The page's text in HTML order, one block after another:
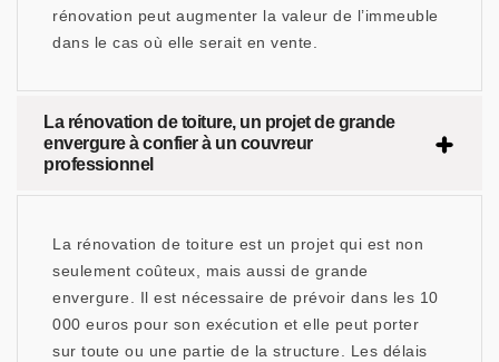
rénovation peut augmenter la valeur de l’immeuble
dans le cas où elle serait en vente.
La rénovation de toiture, un projet de grande
envergure à confier à un couvreur
professionnel
La rénovation de toiture est un projet qui est non
seulement coûteux, mais aussi de grande
envergure. Il est nécessaire de prévoir dans les 10
000 euros pour son exécution et elle peut porter
sur toute ou une partie de la structure. Les délais